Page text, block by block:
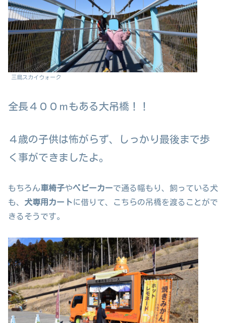
三島スカイウォーク
全長４００ｍもある大吊橋！！
４歳の子供は怖がらず、しっかり最後まで歩
く事ができましたよ。
もちろん車椅子やベビーカーで通る幅もり、飼っている犬
も、 犬専用カートに借りて、こちらの吊橋を渡ることがで
きるそうです。